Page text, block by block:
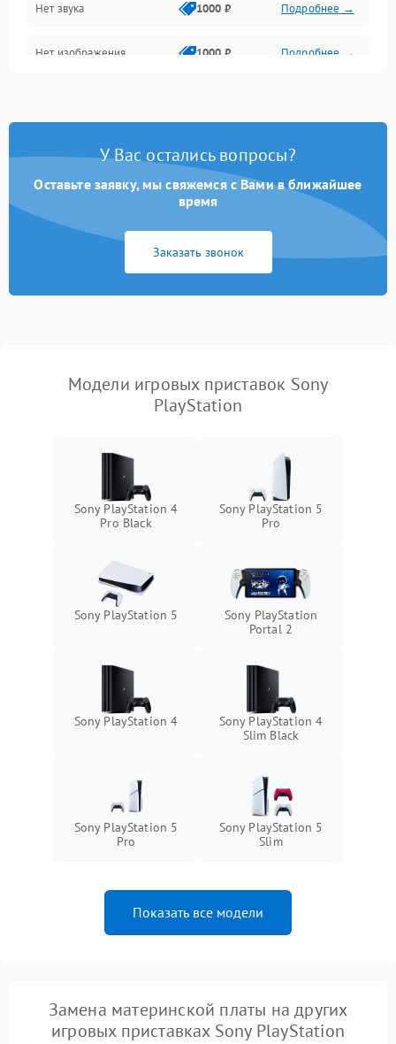
Питание и электрика
Перегрев и охлаждение
Изображение
Нет звука 1000 ₽ Подробнее →
Нет изображения 1000 ₽ Подробнее →
У Вас остались вопросы?
Оставьте заявку, мы свяжемся с Вами в ближайшее
время
Заказать звонок
Модели игровых приставок Sony
PlayStation
Sony PlayStation 4
Pro Black
Sony PlayStation 5
Pro
Sony PlayStation 5
Sony PlayStation
Portal 2
Sony PlayStation 4
Sony PlayStation 4
Slim Black
Sony PlayStation 5
Pro
Sony PlayStation 5
Slim
Показать все модели
Замена материнской платы на других
игровых приставках Sony PlayStation